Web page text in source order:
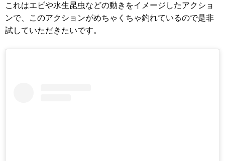
これはエビや水生昆虫などの動きをイメージしたアクショ
ンで、このアクションがめちゃくちゃ釣れているので是非
試していただきたいです。